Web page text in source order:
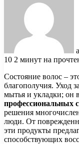
10 2 минут на
Состояние волос –
благополучия. Уход
мытья и укладки; он
профессиональных
решения
люди. От
эти продукты
способствующих